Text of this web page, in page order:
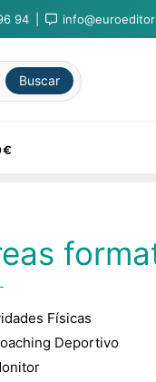
94
Buscar
€
Físicas
Deportivo